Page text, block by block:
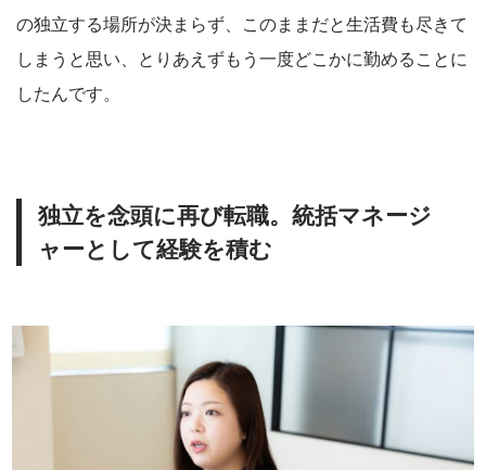
の独立する場所が決まらず、このままだと生活費も尽きて
しまうと思い、とりあえずもう一度どこかに勤めることに
したんです。
独立を念頭に再び転職。統括マネージ
ャーとして経験を積む